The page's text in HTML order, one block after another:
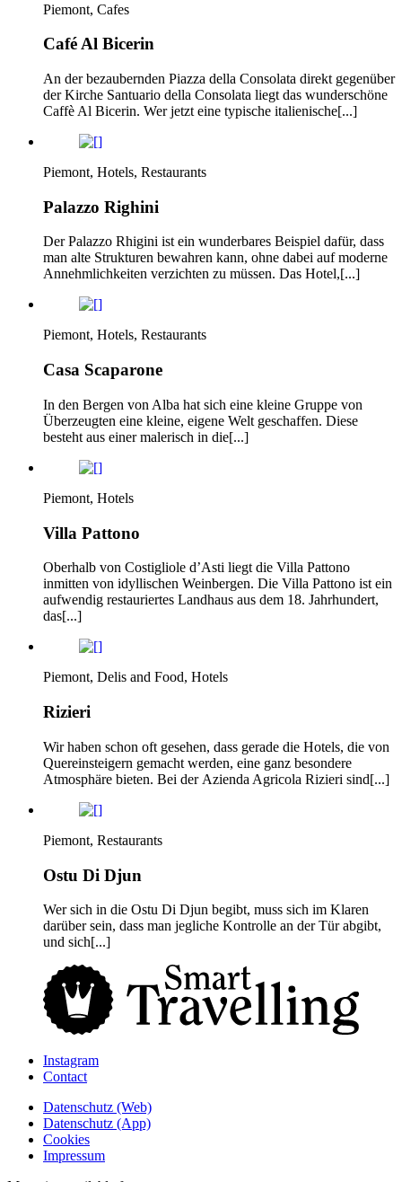
Piemont, Cafes
Café Al Bicerin
An der bezaubernden Piazza della Consolata direkt gegenüber
der Kirche Santuario della Consolata liegt das wunderschöne
Caffè Al Bicerin. Wer jetzt eine typische italienische[...]
Piemont, Hotels, Restaurants
Palazzo Righini
Der Palazzo Rhigini ist ein wunderbares Beispiel dafür, dass
man alte Strukturen bewahren kann, ohne dabei auf moderne
Annehmlichkeiten verzichten zu müssen. Das Hotel,[...]
Piemont, Hotels, Restaurants
Casa Scaparone
In den Bergen von Alba hat sich eine kleine Gruppe von
Überzeugten eine kleine, eigene Welt geschaffen. Diese
besteht aus einer malerisch in die[...]
Piemont, Hotels
Villa Pattono
Oberhalb von Costigliole d’Asti liegt die Villa Pattono
inmitten von idyllischen Weinbergen. Die Villa Pattono ist ein
aufwendig restauriertes Landhaus aus dem 18. Jahrhundert,
das[...]
Piemont, Delis and Food, Hotels
Rizieri
Wir haben schon oft gesehen, dass gerade die Hotels, die von
Quereinsteigern gemacht werden, eine ganz besondere
Atmosphäre bieten. Bei der Azienda Agricola Rizieri sind[...]
Piemont, Restaurants
Ostu Di Djun
Wer sich in die Ostu Di Djun begibt, muss sich im Klaren
darüber sein, dass man jegliche Kontrolle an der Tür abgibt,
und sich[...]
Instagram
Contact
Daten­schutz­ (Web)
Daten­schutz­ (App)
Cookies
Impressum